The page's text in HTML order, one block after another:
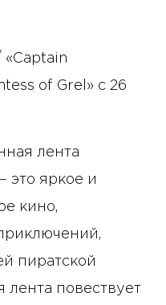
of Grel» с 26
лента
это яркое и
кино,
пиратской
повествует